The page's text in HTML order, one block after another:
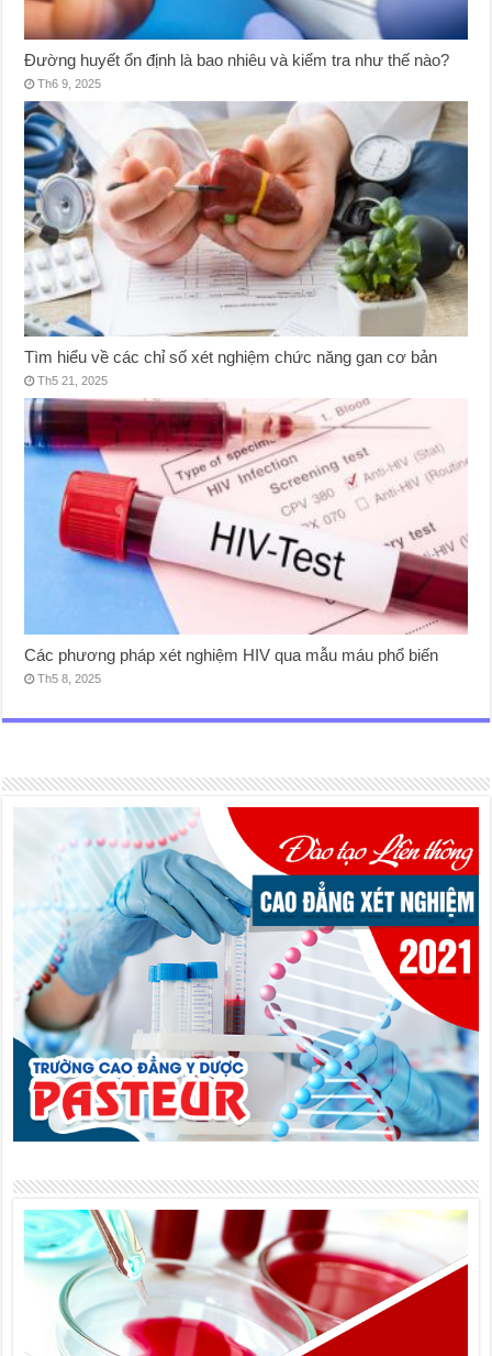
Đường huyết ổn định là bao nhiêu và kiểm tra như thế nào?
Th6 9, 2025
Tìm hiểu về các chỉ số xét nghiệm chức năng gan cơ bản
Th5 21, 2025
Các phương pháp xét nghiệm HIV qua mẫu máu phổ biến
Th5 8, 2025